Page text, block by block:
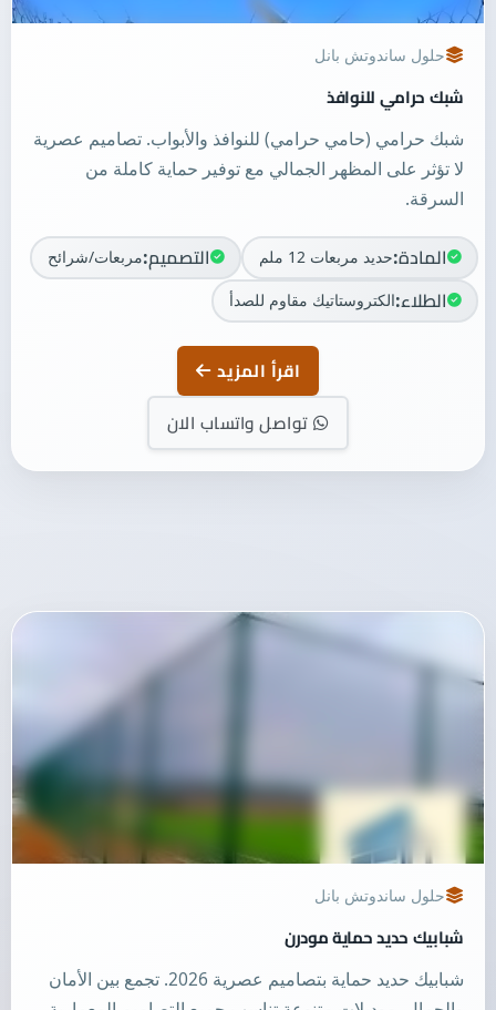
حلول ساندوتش بانل
شبك حرامي للنوافذ
شبك حرامي (حامي حرامي) للنوافذ والأبواب. تصاميم عصرية
لا تؤثر على المظهر الجمالي مع توفير حماية كاملة من
السرقة.
المادة:حديد مربعات 12 ملم التصميم:مربعات/شرائح
الطلاء:الكتروستاتيك مقاوم للصدأ
اقرأ المزيد
تواصل واتساب الان
حلول ساندوتش بانل
شبابيك حديد حماية مودرن
شبابيك حديد حماية بتصاميم عصرية 2026. تجمع بين الأمان